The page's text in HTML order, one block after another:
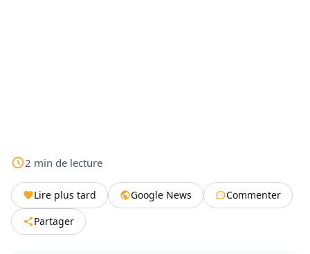
2 min de lecture
Lire plus tard Google News
Commenter
Partager